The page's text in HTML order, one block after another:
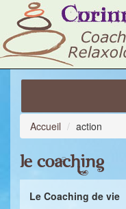
Accueil action
Le coaching
Le Coaching de vie